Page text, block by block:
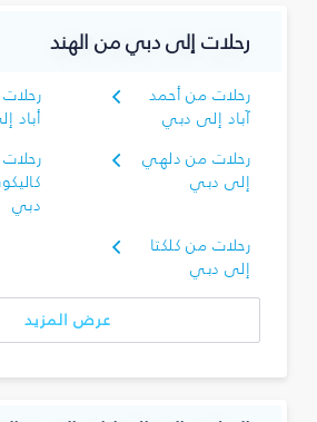
رحلات إلى دبي من الهند
رحلات من أحمد
آباد إلى دبي
أباد
رحلات من دلهي
إلى دبي
دبي
رحلات من كلكتا
إلى دبي
عرض المزيد